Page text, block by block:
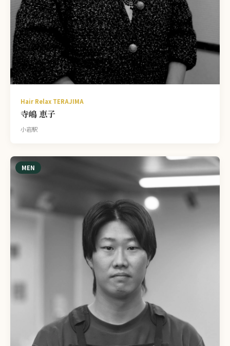
Hair Relax TERAJIMA
寺嶋 恵子
小岩駅
MEN